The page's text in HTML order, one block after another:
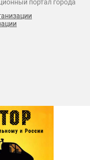
портал города